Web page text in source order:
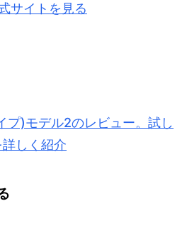
サイトを見る
プ)モデル2のレビュー。試し
しく紹介